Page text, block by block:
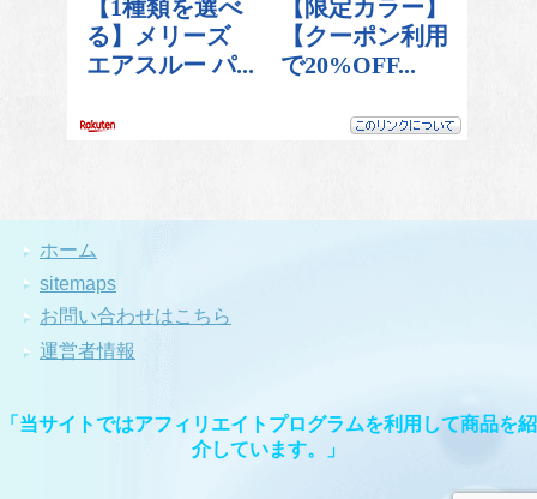
ホーム
sitemaps
お問い合わせはこちら
運営者情報
「当サイトではアフィリエイトプログラムを利用して商品を紹
介しています。」